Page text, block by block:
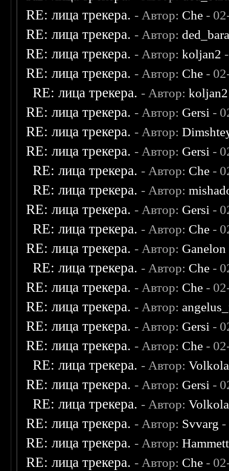
RE: лица трекера. - Автор: Che -
RE: лица трекера. - Автор:
RE: лица трекера. - Автор:koljan2
RE: лица трекера. - Автор: Che -
RE: лица трекера. - Автор:koljan2
RE: лица трекера. - Автор: Gersi -
RE: лица трекера. - Автор:
RE: лица трекера. - Автор: Gersi -
RE: лица трекера. - Автор: Che -
RE: лица трекера. - Автор:
RE: лица трекера. - Автор: Gersi -
RE: лица трекера. - Автор: Che -
RE: лица трекера. - Автор: Ganelon
RE: лица трекера. - Автор: Che -
RE: лица трекера. - Автор: Che -
RE: лица трекера. - Автор:
RE: лица трекера. - Автор: Gersi -
RE: лица трекера. - Автор: Che -
RE: лица трекера. - Автор:
RE: лица трекера. - Автор: Gersi -
RE: лица трекера. - Автор:
RE: лица трекера. - Автор: Svvarg -
RE: лица трекера. - Автор:Hammett
RE: лица трекера. - Автор: Che -